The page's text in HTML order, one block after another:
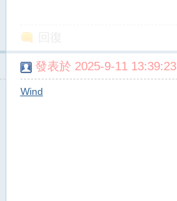
發表於 2025-9-11 13:39:23
Wind